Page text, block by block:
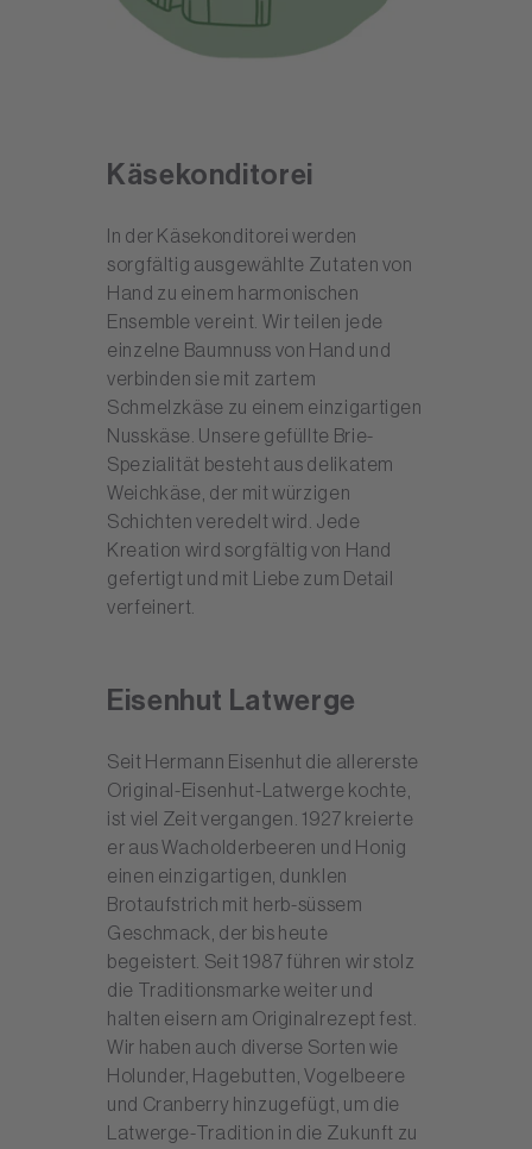
Käsekonditorei
In der Käsekonditorei werden
sorgfältig ausgewählte Zutaten von
Hand zu einem harmonischen
Ensemble vereint. Wir teilen jede
einzelne Baumnuss von Hand und
verbinden sie mit zartem
Schmelzkäse zu einem einzigartigen
Nusskäse. Unsere gefüllte Brie-
Spezialität besteht aus delikatem
Weichkäse, der mit würzigen
Schichten veredelt wird. Jede
Kreation wird sorgfältig von Hand
gefertigt und mit Liebe zum Detail
verfeinert.
Eisenhut Latwerge
Seit Hermann Eisenhut die allererste
Original-Eisenhut-Latwerge kochte,
ist viel Zeit vergangen. 1927 kreierte
er aus Wacholderbeeren und Honig
einen einzigartigen, dunklen
Brotaufstrich mit herb-süssem
Geschmack, der bis heute
begeistert. Seit 1987 führen wir stolz
die Traditionsmarke weiter und
halten eisern am Originalrezept fest.
Wir haben auch diverse Sorten wie
Holunder, Hagebutten, Vogelbeere
und Cranberry hinzugefügt, um die
Latwerge-Tradition in die Zukunft zu